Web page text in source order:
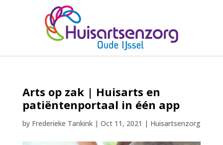
Arts op zak | Huisarts en
patiëntenportaal in één app
by Frederieke Tankink| Oct 11, 2021 | Huisartsenzorg